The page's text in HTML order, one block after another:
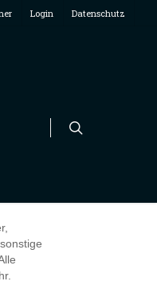
Login Datenschutz